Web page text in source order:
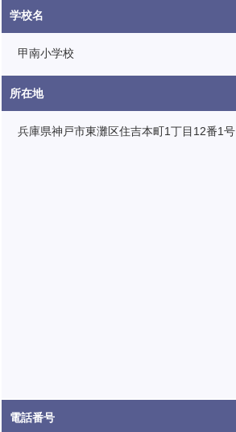
学校名
甲南小学校
所在地
兵庫県神戸市東灘区住吉本町1丁目12番1号
電話番号